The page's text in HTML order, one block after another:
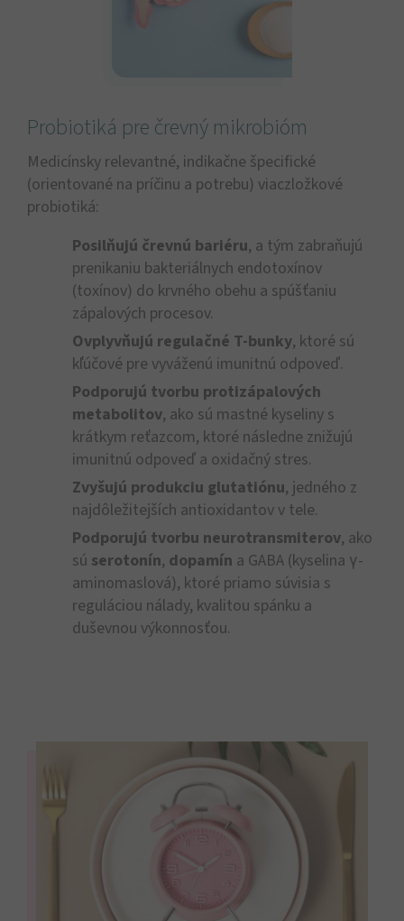
Probiotiká pre črevný mikrobióm
Medicínsky relevantné, indikačne špecifické
(orientované na príčinu a potrebu) viaczložkové
probiotiká:
Posilňujú črevnú bariéru, a tým zabraňujú
prenikaniu bakteriálnych endotoxínov
(toxínov) do krvného obehu a spúšťaniu
zápalových procesov.
Ovplyvňujú regulačné T-bunky, ktoré sú
kľúčové pre vyváženú imunitnú odpoveď.
Podporujú tvorbu protizápalových
metabolitov, ako sú mastné kyseliny s
krátkym reťazcom, ktoré následne znižujú
imunitnú odpoveď a oxidačný stres.
Zvyšujú produkciu glutatiónu, jedného z
najdôležitejších antioxidantov v tele.
Podporujú tvorbu neurotransmiterov, ako
sú serotonín, dopamín a GABA (kyselina γ-
aminomaslová), ktoré priamo súvisia s
reguláciou nálady, kvalitou spánku a
duševnou výkonnosťou.